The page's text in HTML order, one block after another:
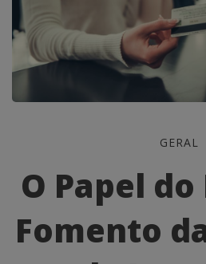
Papel
do
Líder
GERAL
O Papel
Fomento